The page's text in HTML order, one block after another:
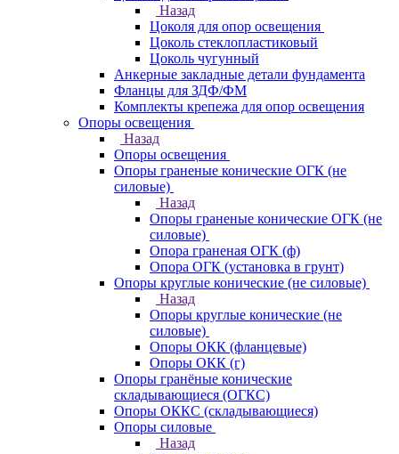
Назад
Цоколя для опор освещения
Цоколь стеклопластиковый
Цоколь чугунный
Анкерные закладные детали фундамента
Фланцы для ЗДФ/ФМ
Комплекты крепежа для опор освещения
Опоры освещения
Назад
Опоры освещения
Опоры граненые конические ОГК (не
силовые)
Назад
Опоры граненые конические ОГК (не
силовые)
Опора граненая ОГК (ф)
Опора ОГК (установка в грунт)
Опоры круглые конические (не силовые)
Назад
Опоры круглые конические (не
силовые)
Опоры ОКК (фланцевые)
Опоры ОКК (г)
Опоры гранёные конические
складывающиеся (ОГКС)
Опоры ОККС (складывающиеся)
Опоры силовые
Назад